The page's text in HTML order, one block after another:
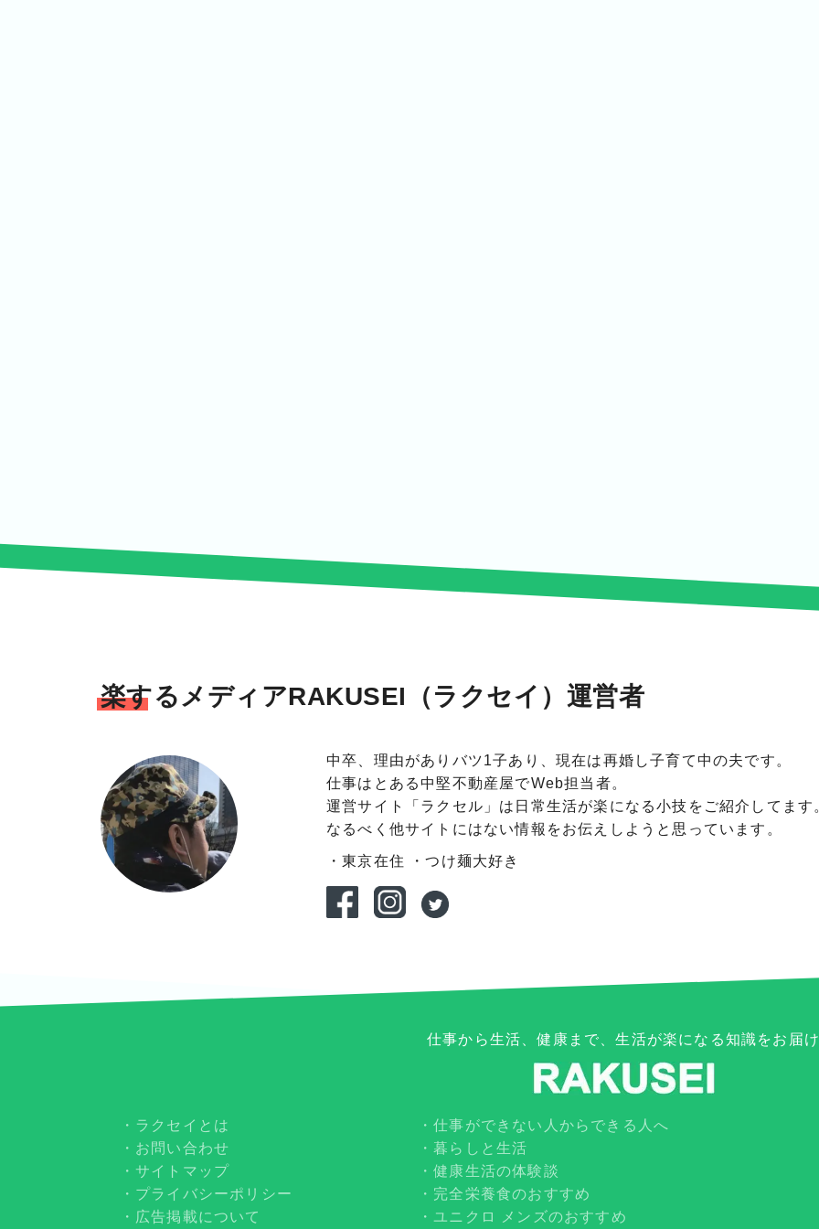
楽するメディアRAKUSEI（ラクセイ）運営者
中卒、理由がありバツ1子あり、現在は再婚し子育て中の夫です。
仕事はとある中堅不動産屋でWeb担当者。
運営サイト「ラクセル」は日常生活が楽になる小技をご紹介してます
なるべく他サイトにはない情報をお伝えしようと思っています。
・東京在住 ・つけ麺大好き
仕事から生活、健康まで、生活が楽になる知識をお届け
ラクセイとは
お問い合わせ
サイトマップ
プライバシーポリシー
広告掲載について
仕事ができない人からできる人へ
暮らしと生活
健康生活の体験談
完全栄養食のおすすめ
ユニクロ メンズのおすすめ